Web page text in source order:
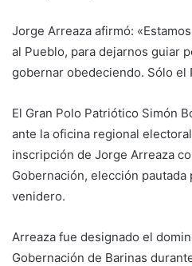
Jorge Arreaza afirmó:
al Pueblo, para dejarnos guiar
gobernar obedeciendo. Sólo el
El Gran Polo Patriótico Simón
ante la oficina regional
inscripción de Jorge Arreaza
Gobernación, elección pautada
venidero.
Arreaza fue designado el
Gobernación de Barinas